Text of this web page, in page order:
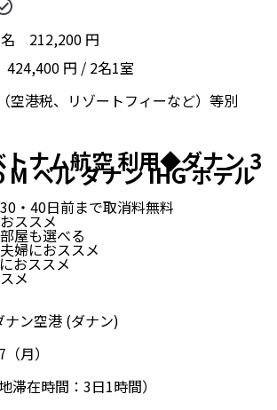
名 212,200 円
424,400 円 / 2名1室
空港税、リゾートフィーなど）等別
ナム航空 利用◆ダナン 3
ベル ダナン IHG ホテル
・40日前まで取消料無料
ススメ
屋も選べる
婦におススメ
おススメ
メ
ナン空港 (ダナン)
月）
滞在時間： 3日1時間）